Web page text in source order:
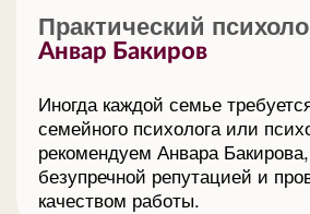
Практический
Анвар Бакиров
Иногда каждой семье
семейного психолога или
рекомендуем Анвара
безупречной репутацией и
качеством работы.